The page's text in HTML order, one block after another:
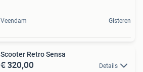
Veendam Gisteren
Scooter Retro Sensa
€ 320,00 Details